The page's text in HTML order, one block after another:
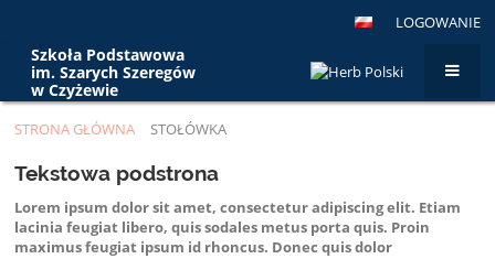
LOGOWANIE
Szkoła Podstawowa
im. Szarych Szeregów
w Czyżewie
STRONA GŁÓWNA STOŁÓWKA
Stołówka
Tekstowa podstrona
Lorem ipsum dolor sit amet, consectetur adipiscing elit. Etiam
lacinia feugiat libero, quis sodales metus porta quis. Proin
maximus feugiat ipsum id rhoncus. Donec quis dolor